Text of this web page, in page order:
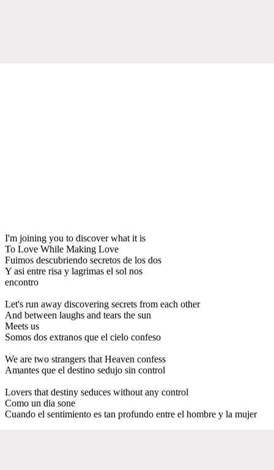
I'm joining you to discover what it is
To Love While Making Love
Fuimos descubriendo secretos de los dos
Y asi entre risa y lagrimas el sol nos
encontro
Let's run away discovering secrets from each other
And between laughs and tears the sun
Meets us
Somos dos extranos que el cielo confeso
We are two strangers that Heaven confess
Amantes que el destino sedujo sin control
Lovers that destiny seduces without any control
Como un dia sone
Cuando el sentimiento es tan profundo entre el hombre y la mujer